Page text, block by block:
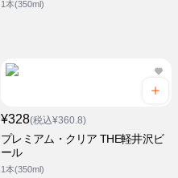
1本(350ml)
¥328(税込¥360.8)
プレミアム・クリア THE軽井沢ビ
ール
1本(350ml)